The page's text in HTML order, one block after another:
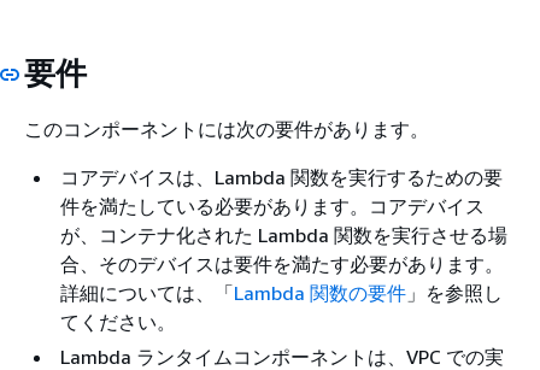
要件
このコンポーネントには次の要件があります。
コアデバイスは、Lambda 関数を実行するための要
件を満たしている必要があります。コアデバイス
が、コンテナ化された Lambda 関数を実行させる場
合、そのデバイスは要件を満たす必要があります。
詳細については、「Lambda 関数の要件 」を参照し
てください。
Lambda ランタイムコンポーネントは、VPC での実